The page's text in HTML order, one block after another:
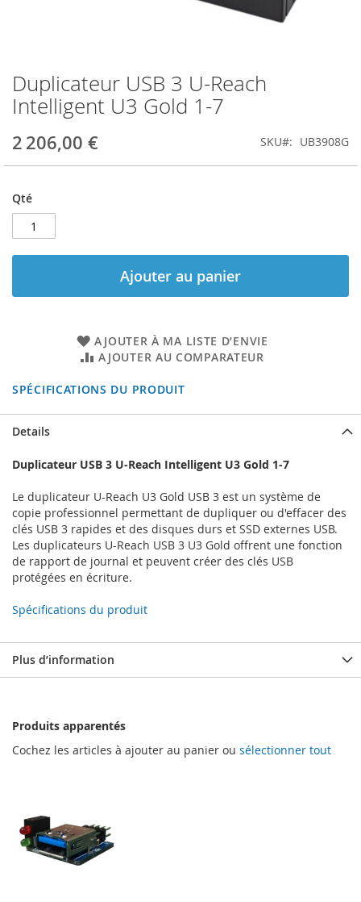
Duplicateur USB 3 U-Reach
Intelligent U3 Gold 1-7
2 206,00 € SKU UB3908G
Qté
Ajouter au panier
AJOUTER À MA LISTE D’ENVIE
AJOUTER AU COMPARATEUR
SPÉCIFICATIONS DU PRODUIT
Skip
to
the
of
gallery
Details
Duplicateur USB 3 U-Reach Intelligent U3 Gold 1-7
Le duplicateur U-Reach U3 Gold USB 3 est un système de
copie professionnel permettant de dupliquer ou d'effacer des
clés USB 3 rapides et des disques durs et SSD externes USB.
Les duplicateurs U-Reach USB 3 U3 Gold offrent une fonction
de rapport de journal et peuvent créer des clés USB
protégées en écriture.
Spécifications du produit
Plus d’information
Produits apparentés
Cochez les articles à ajouter au panier ou sélectionner tout